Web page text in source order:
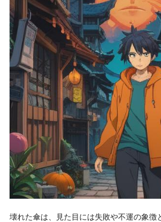
壊れた傘は、見た目には失敗や不運の象徴